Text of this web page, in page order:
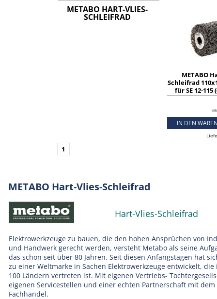
METABO HART-VLIES-
SCHLEIFRAD
METABO
Schleifrad
für SE 12-115
IN DEN
1
METABO Hart-Vlies-Schleifrad
Hart-Vlies-Schleifrad
Elektrowerkzeuge zu bauen, die den hohen Ansprüchen von
und Handwerk gerecht werden, versteht Metabo als seine
das schon seit über 80 Jahren. Seit diesen Anfangstagen hat
zu einer Weltmarke in Sachen Elektrowerkzeuge entwickelt,
100 Ländern vertreten ist. Mit eigenen Vertriebs-
eigenen Servicestellen und einer echten Partnerschaft mit dem
Fachhandel.